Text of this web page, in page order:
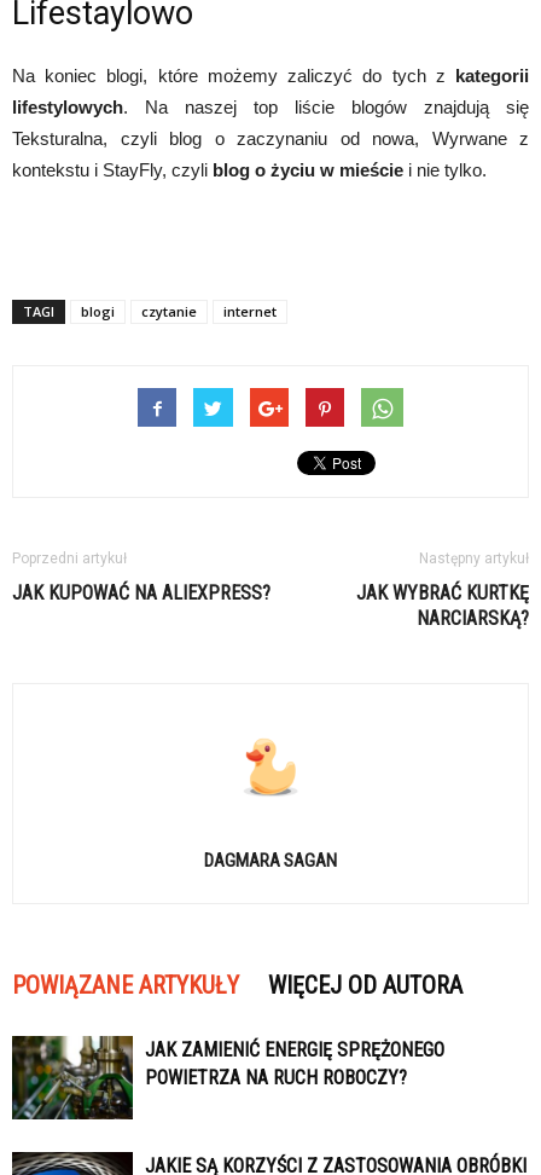
Lifestaylowo
Na koniec blogi, które możemy zaliczyć do tych z kategorii
lifestylowych. Na naszej top liście blogów znajdują się
Teksturalna, czyli blog o zaczynaniu od nowa, Wyrwane z
kontekstu i StayFly, czyli blog o życiu w mieście i nie tylko.
TAGI blogi czytanie internet
Poprzedni artykuł
JAK KUPOWAĆ NA ALIEXPRESS?
Następny artykuł
JAK WYBRAĆ KURTKĘ
NARCIARSKĄ?
DAGMARA SAGAN
POWIĄZANE ARTYKUŁY WIĘCEJ OD AUTORA
JAK ZAMIENIĆ ENERGIĘ SPRĘŻONEGO
POWIETRZA NA RUCH ROBOCZY?
JAKIE SĄ KORZYŚCI Z ZASTOSOWANIA OBRÓBKI